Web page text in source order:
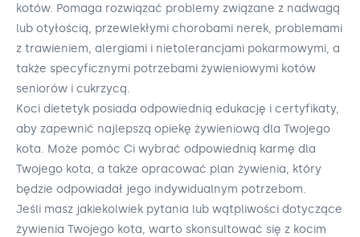
kotów. Pomaga rozwiązać problemy związane z nadwagą
lub otyłością, przewlekłymi chorobami nerek, problemami
z trawieniem, alergiami i nietolerancjami pokarmowymi, a
także specyficznymi potrzebami żywieniowymi kotów
seniorów i cukrzycą.
Koci dietetyk posiada odpowiednią edukację i certyfikaty,
aby zapewnić najlepszą opiekę żywieniową dla Twojego
kota. Może pomóc Ci wybrać odpowiednią karmę dla
Twojego kota, a także opracować plan żywienia, który
będzie odpowiadał jego indywidualnym potrzebom.
Jeśli masz jakiekolwiek pytania lub wątpliwości dotyczące
żywienia Twojego kota, warto skonsultować się z kocim